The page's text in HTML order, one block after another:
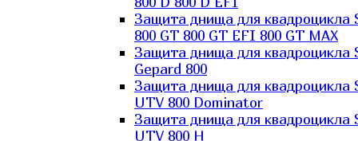
Защита днища для квадроцикла
800 GT 800 GT EFI 800 GT MAX
Защита днища для квадроцикла
Gepard 800
Защита днища для квадроцикла
UTV 800 Dominator
Защита днища для квадроцикла
UTV 800 H